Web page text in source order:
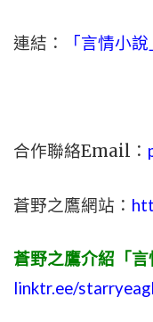
連結： 「言情小
合作聯絡Email：
蒼野之鷹網站：
蒼野之鷹介紹「
linktr.ee/